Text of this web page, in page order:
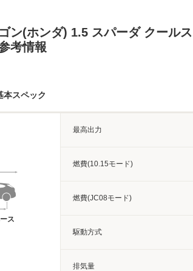
ン(ホンダ) 1.5 スパーダ クール
考情報
本スペック
ス
最高出力
燃費(10.15モード)
燃費(JC08モード)
駆動方式
排気量